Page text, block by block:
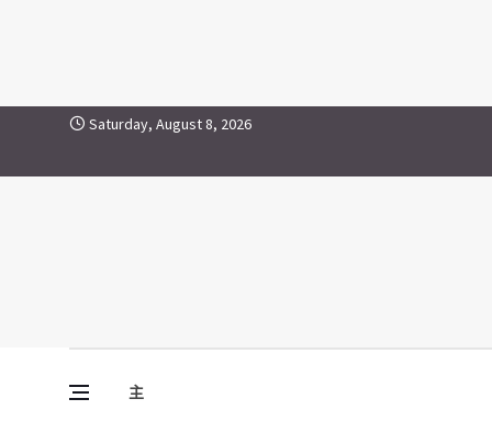
Skip to contentSaturday, August 8, 2026
主
Vine Media
葡萄樹傳媒